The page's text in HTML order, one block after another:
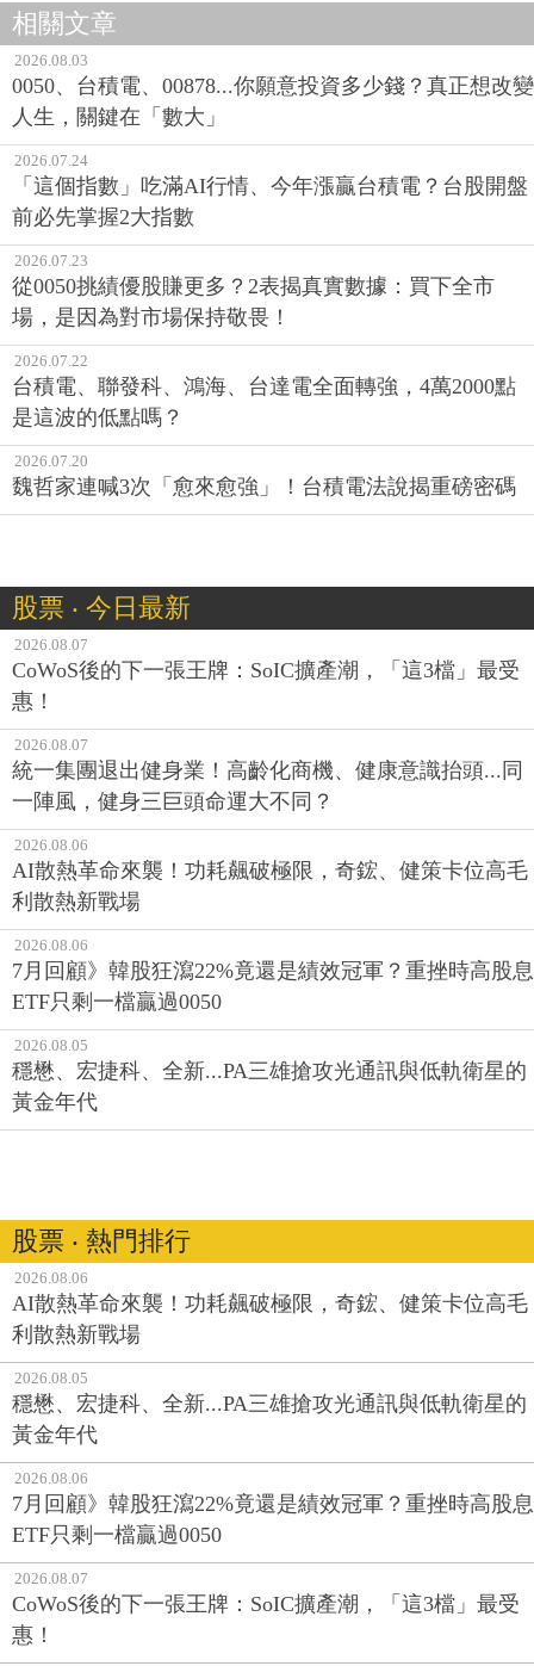
相關文章
2026.08.03
0050、台積電、00878...你願意投資多少錢？真正想改變
人生，關鍵在「數大」
2026.07.24
「這個指數」吃滿AI行情、今年漲贏台積電？台股開盤
前必先掌握2大指數
2026.07.23
從0050挑績優股賺更多？2表揭真實數據：買下全市
場，是因為對市場保持敬畏！
2026.07.22
台積電、聯發科、鴻海、台達電全面轉強，4萬2000點
是這波的低點嗎？
2026.07.20
魏哲家連喊3次「愈來愈強」！台積電法說揭重磅密碼
股票 ‧ 今日最新
2026.08.07
CoWoS後的下一張王牌：SoIC擴產潮，「這3檔」最受
惠！
2026.08.07
統一集團退出健身業！高齡化商機、健康意識抬頭...同
一陣風，健身三巨頭命運大不同？
2026.08.06
AI散熱革命來襲！功耗飆破極限，奇鋐、健策卡位高毛
利散熱新戰場
2026.08.06
7月回顧》韓股狂瀉22%竟還是績效冠軍？重挫時高股息
ETF只剩一檔贏過0050
2026.08.05
穩懋、宏捷科、全新...PA三雄搶攻光通訊與低軌衛星的
黃金年代
股票 ‧ 熱門排行
2026.08.06
AI散熱革命來襲！功耗飆破極限，奇鋐、健策卡位高毛
利散熱新戰場
2026.08.05
穩懋、宏捷科、全新...PA三雄搶攻光通訊與低軌衛星的
黃金年代
2026.08.06
7月回顧》韓股狂瀉22%竟還是績效冠軍？重挫時高股息
ETF只剩一檔贏過0050
2026.08.07
CoWoS後的下一張王牌：SoIC擴產潮，「這3檔」最受
惠！